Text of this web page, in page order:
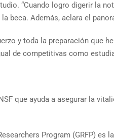
“Cuando logro digerir la
beca. Además, aclara el
y toda la preparación que
de competitivas como
que ayuda a asegurar la
Program (GRFP)